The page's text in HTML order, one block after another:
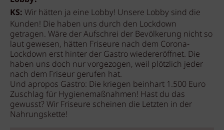
KS: Wir hätten ja eine Lobby! Unsere Lobby sind die
Kunden! Die haben uns durch den Lockdown
getragen. Wäre der Aufschrei der Bevölkerung nicht so
laut gewesen, hätten Friseure nach dem Corona-
Lockdown erst hinter der Gastro wiedereröffnet. Die
haben uns doch nur vorgezogen, weil plötzlich jeder
nach dem Friseur gerufen hat.
Und apropos Gastro: Die kriegen beinhart 1.500 Euro
Zuschlag für Hygienemaßnahmen! Hast du das
gewusst? Wir Friseure scheinen die Letzten in der
Nahrungskette!